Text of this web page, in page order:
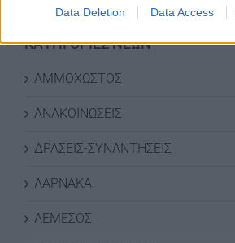
Data Deletion Data Access
ΚΑΤΗΓΟΡΙΕΣ ΝΕΩΝ
ΑΜΜΟΧΩΣΤΟΣ
ΑΝΑΚΟΙΝΩΣΕΙΣ
ΔΡΑΣΕΙΣ-ΣΥΝΑΝΤΗΣΕΙΣ
ΛΑΡΝΑΚΑ
ΛΕΜΕΣΟΣ